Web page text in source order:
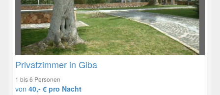
Privatzimmer in Giba
1 bis 6 Personen
von 40,- € pro Nacht